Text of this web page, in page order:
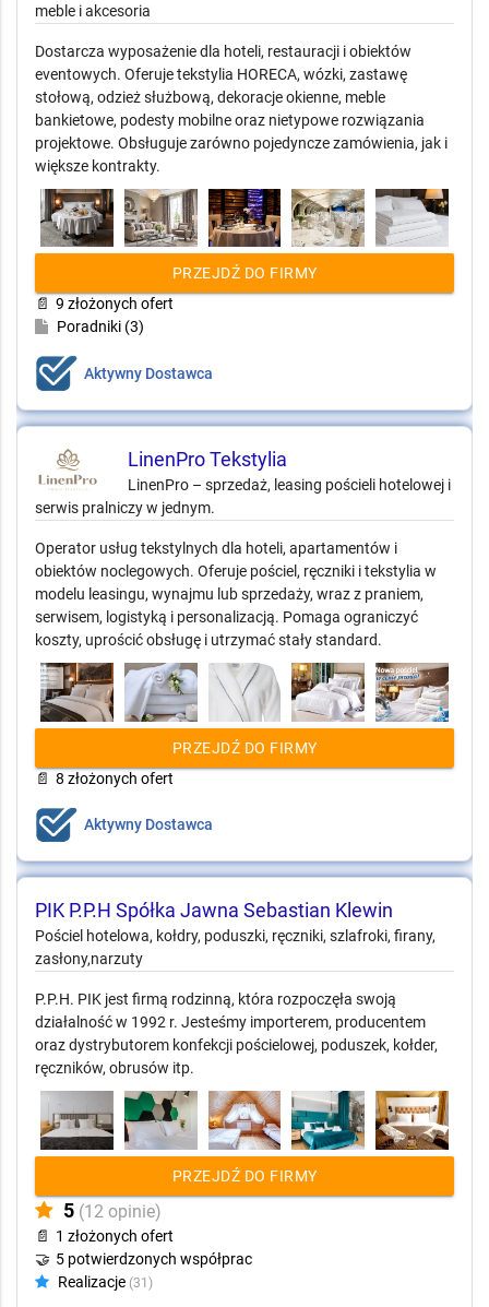
meble i akcesoria
Dostarcza wyposażenie dla hoteli, restauracji i obiektów
eventowych. Oferuje tekstylia HORECA, wózki, zastawę
stołową, odzież służbową, dekoracje okienne, meble
bankietowe, podesty mobilne oraz nietypowe rozwiązania
projektowe. Obsługuje zarówno pojedyncze zamówienia, jak i
większe kontrakty.
PRZEJDŹ DO FIRMY
📄 9 złożonych ofert
Poradniki (3)
Aktywny Dostawca
LinenPro Tekstylia
LinenPro – sprzedaż, leasing pościeli hotelowej i
serwis pralniczy w jednym.
Operator usług tekstylnych dla hoteli, apartamentów i
obiektów noclegowych. Oferuje pościel, ręczniki i tekstylia w
modelu leasingu, wynajmu lub sprzedaży, wraz z praniem,
serwisem, logistyką i personalizacją. Pomaga ograniczyć
koszty, uprościć obsługę i utrzymać stały standard.
PRZEJDŹ DO FIRMY
📄 8 złożonych ofert
Aktywny Dostawca
PIK P.P.H Spółka Jawna Sebastian Klewin
Pościel hotelowa, kołdry, poduszki, ręczniki, szlafroki, firany,
zasłony,narzuty
P.P.H. PIK jest firmą rodzinną, która rozpoczęła swoją
działalność w 1992 r. Jesteśmy importerem, producentem
oraz dystrybutorem konfekcji pościelowej, poduszek, kołder,
ręczników, obrusów itp.
PRZEJDŹ DO FIRMY
5 (12 opinie)
📄 1 złożonych ofert
🤝 5 potwierdzonych współprac
Realizacje (31)